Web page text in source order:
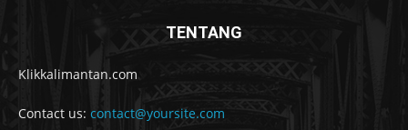
TENTANG
Klikkalimantan.com
Contact us: contact@yoursite.com